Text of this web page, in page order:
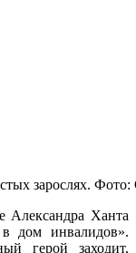
зарослях.
Александра Ханта
дом инвалидов».
герой заходит,